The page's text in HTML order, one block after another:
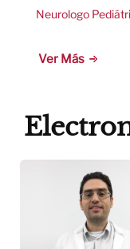
Neurologo
Ver Más